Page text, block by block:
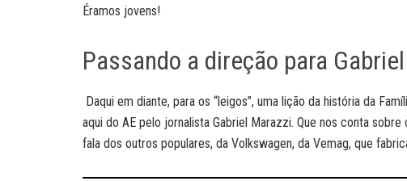
Éramos jovens!
Passando a direção para
Daqui em diante, para os “leigos”, uma lição da história da
aqui do AE pelo jornalista Gabriel Marazzi. Que nos conta
fala dos outros populares, da Volkswagen, da Vemag, que